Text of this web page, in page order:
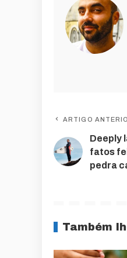
ARTIGO
Deeply
fatos
pedra
Também